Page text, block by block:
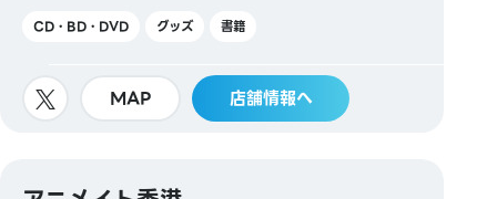
CD・BD・DVD グッズ 書籍
MAP 店舗情報へ